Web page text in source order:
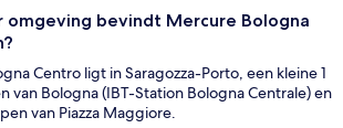
omgeving bevindt Mercure Bologna
Centro ligt in Saragozza-Porto, een kleine 1
van Bologna (IBT-Station Bologna Centrale) en
van Piazza Maggiore.